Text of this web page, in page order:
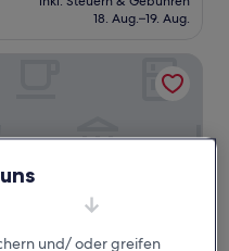
beträgt
18. Aug.–19. Aug.
und/ oder greifen